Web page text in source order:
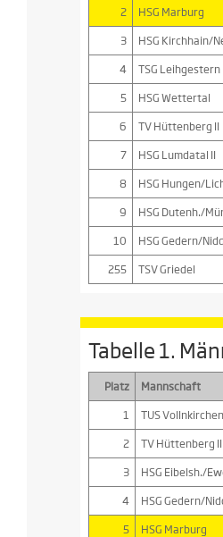
2
HSG Marburg
3
HSG Kirchhain/
4
TSG Leihgestern
5
HSG Wettertal
6
TV Hüttenberg II
7
HSG Lumdatal II
8
HSG Hungen/
9
HSG Dutenh./
10
HSG Gedern/
255
TSV Griedel
Tabelle 1.
Platz Mannschaft
1
TUS Vollnkirchen
2
TV Hüttenberg III
3
HSG Eibelsh./
4
HSG Gedern/
5
HSG Marburg